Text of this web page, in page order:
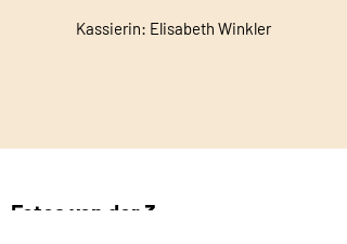
Kassierin: Elisabeth Winkler
Fotos von der 3.